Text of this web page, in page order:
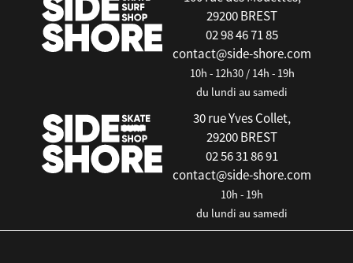
29200 BREST
02 98 46 71 85
contact@side-shore.com
10h - 12h30 / 14h - 19h
du lundi au samedi
30 rue Yves Collet,
29200 BREST
02 56 31 86 91
contact@side-shore.com
10h - 19h
du lundi au samedi